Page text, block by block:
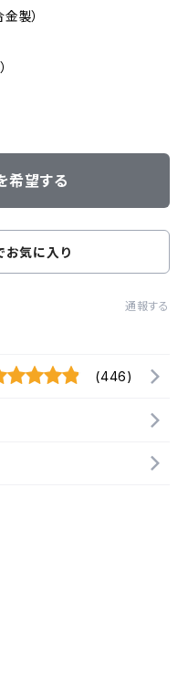
製）
希望する
お気に入り
通報する
(446)